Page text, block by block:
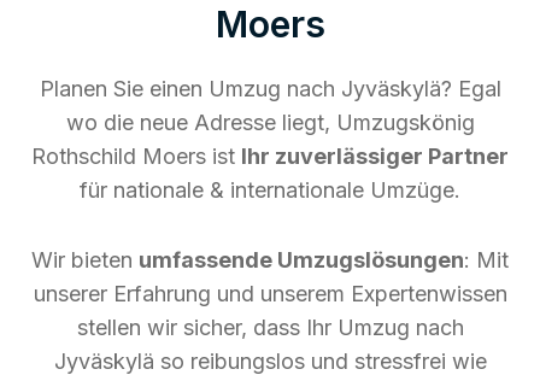
Moers
Planen Sie einen Umzug nach Jyväskylä? Egal
wo die neue Adresse liegt, Umzugskönig
Rothschild Moers ist Ihr zuverlässiger Partner
für nationale & internationale Umzüge.
Wir bieten umfassende Umzugslösungen: Mit
unserer Erfahrung und unserem Expertenwissen
stellen wir sicher, dass Ihr Umzug nach
Jyväskylä so reibungslos und stressfrei wie